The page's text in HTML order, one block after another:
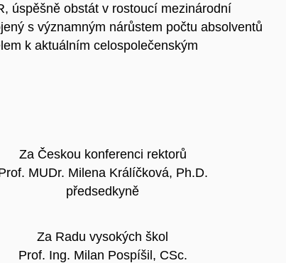
úspěšně obstát v rostoucí mezinárodní
s významným nárůstem počtu absolventů
k aktuálním celospolečenským
Za Českou konferenci rektorů
MUDr. Milena Králíčková, Ph.D.
předsedkyně
Za Radu vysokých škol
Prof. Ing. Milan Pospíšil, CSc.